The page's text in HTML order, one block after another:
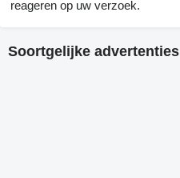
reageren op uw verzoek.
Soortgelijke advertenties